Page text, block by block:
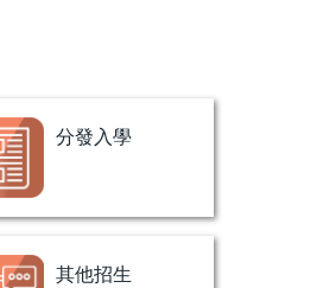
分發入學
其他招生